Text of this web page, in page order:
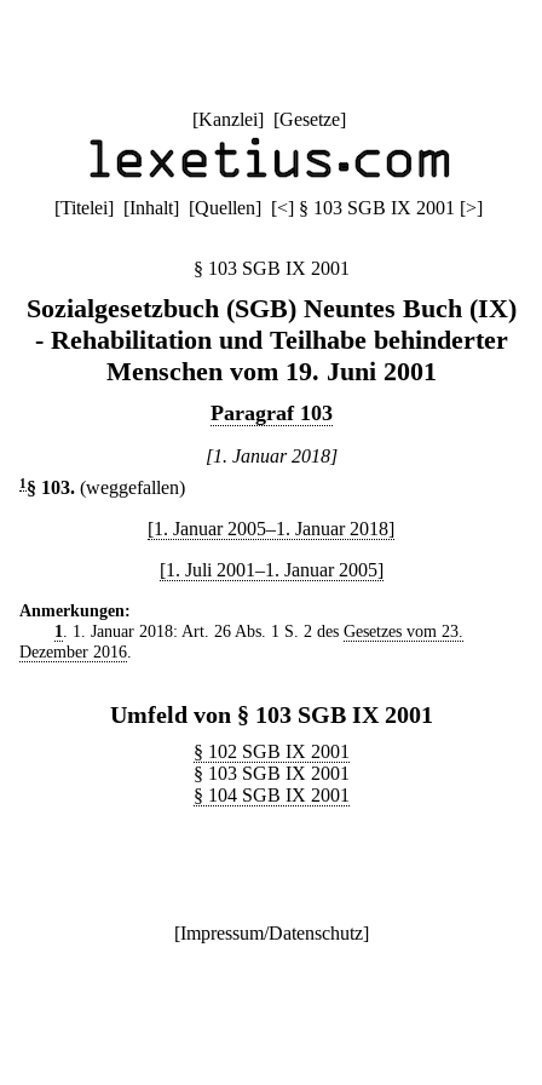
[Kanzlei] [Gesetze]
[Titelei] [Inhalt] [Quellen] [<] § 103 SGB IX 2001 [>]
§ 103 SGB IX 2001
Sozialgesetzbuch (SGB) Neuntes Buch (IX)
- Rehabilitation und Teilhabe behinderter
Menschen vom 19. Juni 2001
Paragraf 103
[1. Januar 2018]
1 § 103. (weggefallen)
[1. Januar 2005–1. Januar 2018]
[1. Juli 2001–1. Januar 2005]
Anmerkungen:
1
. 1. Januar 2018: Art. 26 Abs. 1 S. 2 des Gesetzes vom 23.
Dezember 2016
Umfeld von § 103 SGB IX 2001
§ 102 SGB IX 2001
§ 103 SGB IX 2001
§ 104 SGB IX 2001
[Impressum/Datenschutz]